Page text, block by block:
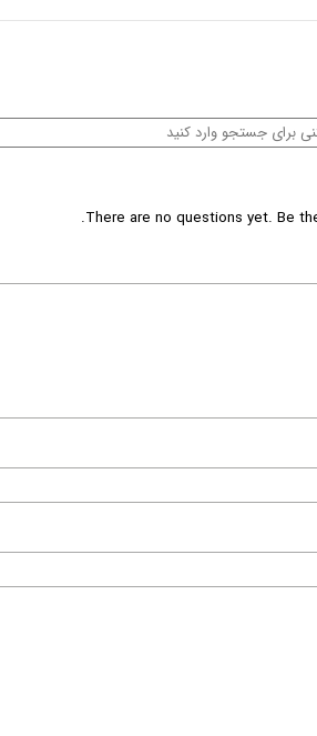
There are no questions yet. Be